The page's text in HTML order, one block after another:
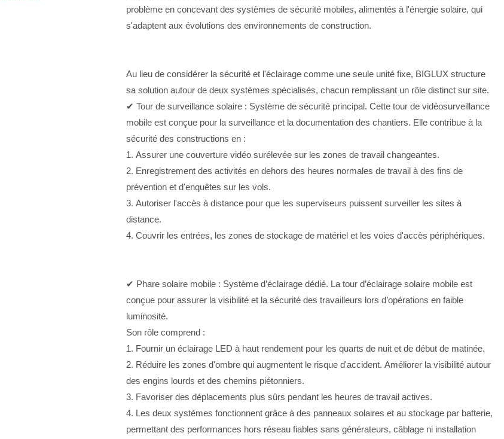
problème en concevant des systèmes de sécurité mobiles, alimentés à l'énergie solaire, qui
s'adaptent aux évolutions des environnements de construction.
Au lieu de considérer la sécurité et l'éclairage comme une seule unité fixe, BIGLUX structure
sa solution autour de deux systèmes spécialisés, chacun remplissant un rôle distinct sur site.
✔ Tour de surveillance solaire : Système de sécurité principal. Cette tour de vidéosurveillance
mobile est conçue pour la surveillance et la documentation des chantiers. Elle contribue à la
sécurité des constructions en :
1. Assurer une couverture vidéo surélevée sur les zones de travail changeantes.
2. Enregistrement des activités en dehors des heures normales de travail à des fins de
prévention et d'enquêtes sur les vols.
3. Autoriser l'accès à distance pour que les superviseurs puissent surveiller les sites à
distance.
4. Couvrir les entrées, les zones de stockage de matériel et les voies d'accès périphériques.
✔ Phare solaire mobile : Système d’éclairage dédié. La tour d’éclairage solaire mobile est
conçue pour assurer la visibilité et la sécurité des travailleurs lors d’opérations en faible
luminosité.
Son rôle comprend :
1. Fournir un éclairage LED à haut rendement pour les quarts de nuit et de début de matinée.
2. Réduire les zones d'ombre qui augmentent le risque d'accident. Améliorer la visibilité autour
des engins lourds et des chemins piétonniers.
3. Favoriser des déplacements plus sûrs pendant les heures de travail actives.
4. Les deux systèmes fonctionnent grâce à des panneaux solaires et au stockage par batterie,
permettant des performances hors réseau fiables sans générateurs, câblage ni installation